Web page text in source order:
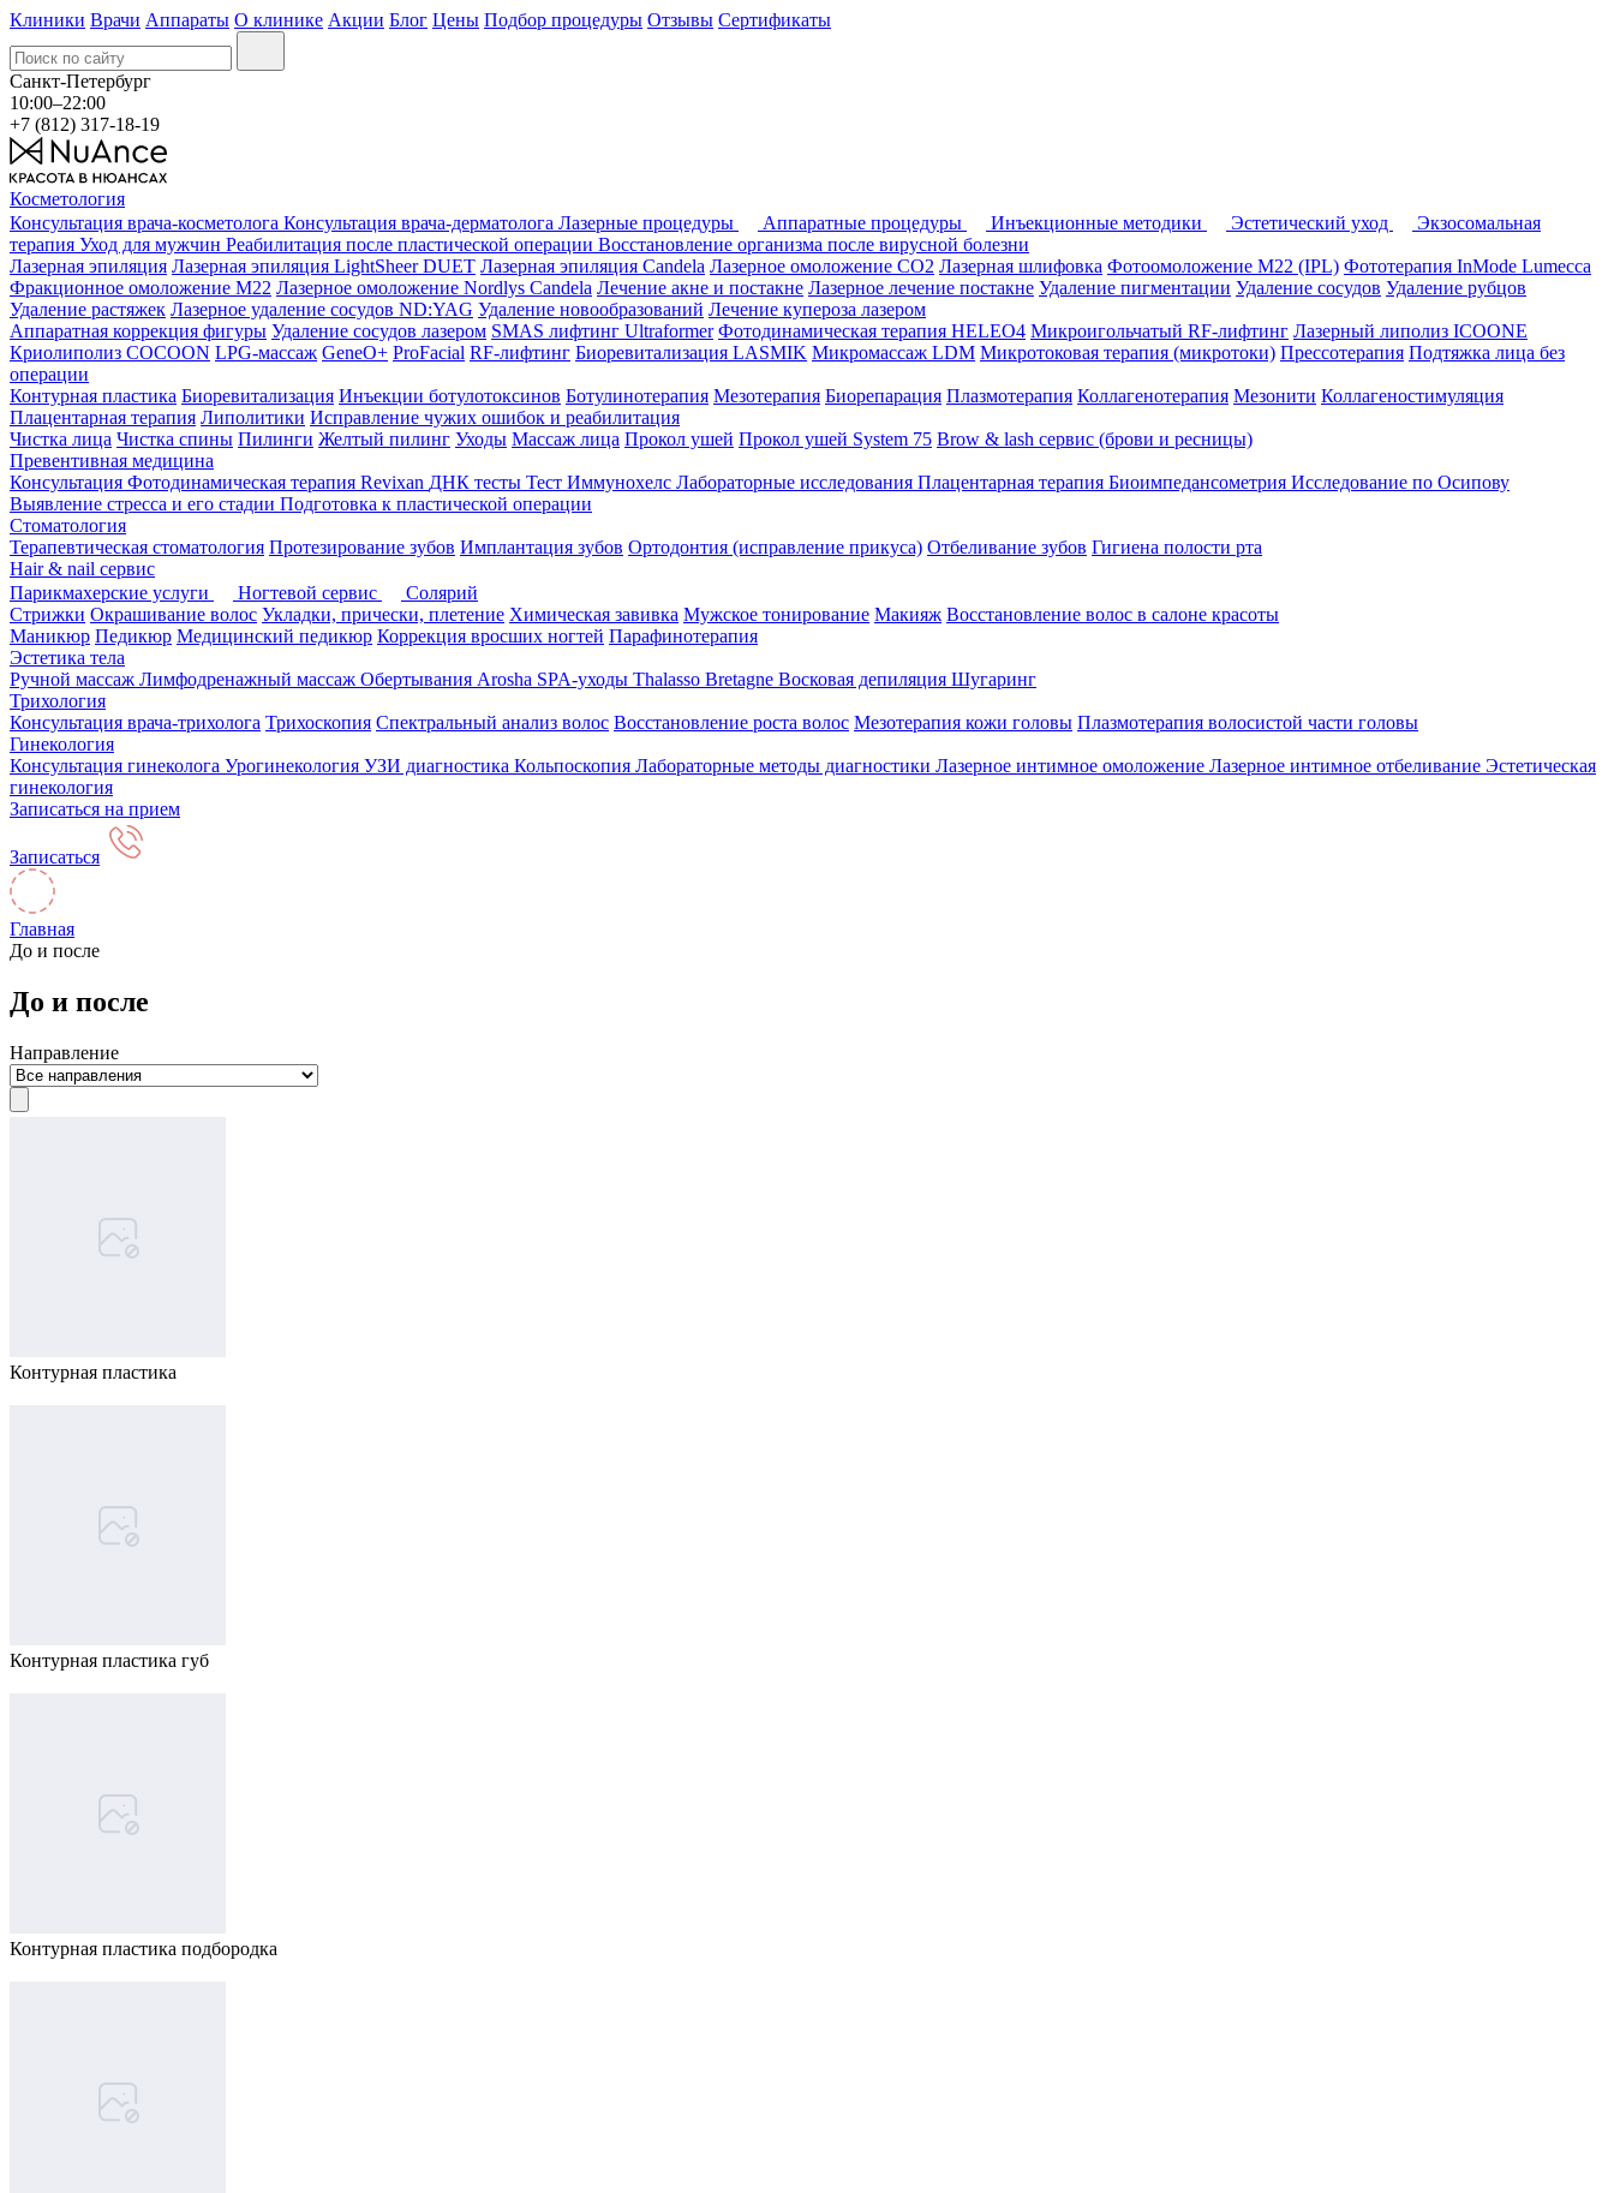
Клиники Врачи Аппараты О клинике Акции Блог Цены Подбор процедуры Отзывы Сертификаты
Санкт-Петербург
10:00–22:00
+7 (812) 317-18-19
Косметология
Консультация врача-косметолога Консультация врача-дерматолога Лазерные процедуры Аппаратные процедуры Инъекционные методики Эстетический уход
Экзосомальная
терапия Уход для мужчин Реабилитация после пластической операции Восстановление организма после вирусной болезни
Лазерная эпиляция Лазерная эпиляция LightSheer DUET Лазерная эпиляция Candela Лазерное омоложение СО2 Лазерная шлифовка Фотоомоложение M22 (IPL) Фототерапия InMode Lumecca
Фракционное омоложение M22 Лазерное омоложение Nordlys Candela Лечение акне и постакне Лазерное лечение постакне Удаление пигментации Удаление сосудов Удаление рубцов
Удаление растяжек Лазерное удаление сосудов ND:YAG Удаление новообразований Лечение купероза лазером
Аппаратная коррекция фигуры Удаление сосудов лазером SMAS лифтинг Ultraformer Фотодинамическая терапия HELEO4 Микроигольчатый RF-лифтинг Лазерный липолиз ICOONE
Криолиполиз COCOON LPG-массаж GeneO+ ProFacial RF-лифтинг Биоревитализация LASMIK Микромассаж LDM Микротоковая терапия (микротоки) Прессотерапия Подтяжка лица без
операции
Контурная пластика Биоревитализация Инъекции ботулотоксинов Ботулинотерапия Мезотерапия Биорепарация Плазмотерапия Коллагенотерапия Мезонити Коллагеностимуляция
Плацентарная терапия Липолитики Исправление чужих ошибок и реабилитация
Чистка лица Чистка спины Пилинги Желтый пилинг Уходы Массаж лица Прокол ушей Прокол ушей System 75 Brow & lash сервис (брови и ресницы)
Превентивная медицина
Консультация Фотодинамическая терапия Revixan ДНК тесты Тест Иммунохелс Лабораторные исследования Плацентарная терапия Биоимпедансометрия Исследование по Осипову
Выявление стресса и его стадии Подготовка к пластической операции
Стоматология
Терапевтическая стоматология Протезирование зубов Имплантация зубов Ортодонтия (исправление прикуса) Отбеливание зубов Гигиена полости рта
Hair & nail сервис
Парикмахерские услуги
Ногтевой сервис
Солярий
Стрижки Окрашивание волос Укладки, прически, плетение Химическая завивка Мужское тонирование Макияж Восстановление волос в салоне красоты
Маникюр Педикюр Медицинский педикюр Коррекция вросших ногтей Парафинотерапия
Эстетика тела
Ручной массаж Лимфодренажный массаж Обертывания Arosha SPA-уходы Thalasso Bretagne Восковая депиляция Шугаринг
Трихология
Консультация врача-трихолога Трихоскопия Спектральный анализ волос Восстановление роста волос Мезотерапия кожи головы Плазмотерапия волосистой части головы
Гинекология
Консультация гинеколога Урогинекология УЗИ диагностика Кольпоскопия Лабораторные методы диагностики Лазерное интимное омоложение Лазерное интимное отбеливание Эстетическая
гинекология
Записаться на прием
Записаться
Главная
До и после
До и после
Направление
Контурная пластика
Контурная пластика губ
Контурная пластика подбородка